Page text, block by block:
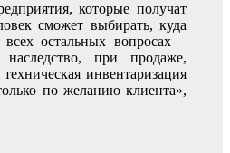
которые получат
сможет выбирать, куда
остальных вопросах –
при продаже,
инвентаризация
по желанию клиента»,